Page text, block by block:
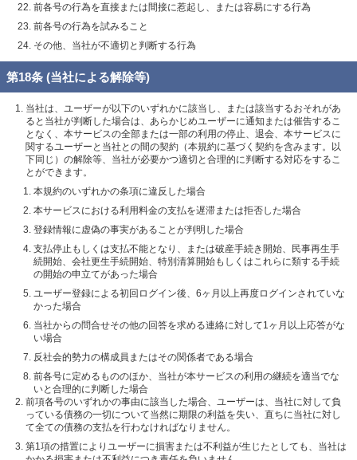
前各号の行為を直接または間接に惹起し、または容易にする行為
前各号の行為を試みること
その他、当社が不適切と判断する行為
第18条 (当社による解除等)
当社は、ユーザーが以下のいずれかに該当し、または該当するおそれがあ
ると当社が判断した場合は、あらかじめユーザーに通知または催告するこ
となく、本サービスの全部または一部の利用の停止、退会、本サービスに
関するユーザーと当社との間の契約（本規約に基づく契約を含みます。以
下同じ）の解除等、当社が必要かつ適切と合理的に判断する対応をするこ
とができます。
本規約のいずれかの条項に違反した場合
本サービスにおける利用料金の支払を遅滞または拒否した場合
登録情報に虚偽の事実があることが判明した場合
支払停止もしくは支払不能となり、または破産手続き開始、民事再生手
続開始、会社更生手続開始、特別清算開始もしくはこれらに類する手続
の開始の申立てがあった場合
ユーザー登録による初回ログイン後、6ヶ月以上再度ログインされていな
かった場合
当社からの問合せその他の回答を求める連絡に対して1ヶ月以上応答がな
い場合
反社会的勢力の構成員またはその関係者である場合
前各号に定めるもののほか、当社が本サービスの利用の継続を適当でな
いと合理的に判断した場合
前項各号のいずれかの事由に該当した場合、ユーザーは、当社に対して負
っている債務の一切について当然に期限の利益を失い、直ちに当社に対し
て全ての債務の支払を行わなければなりません。
第1項の措置によりユーザーに損害または不利益が生じたとしても、当社は